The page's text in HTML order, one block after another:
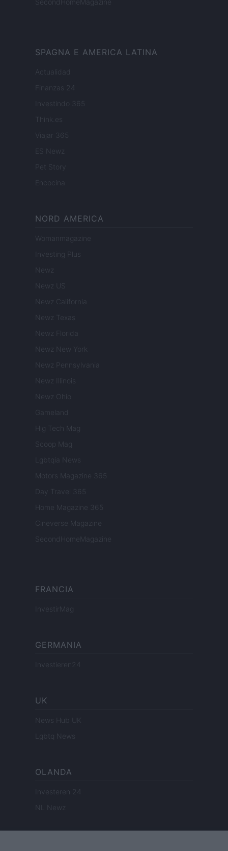
SecondHomeMagazine
SPAGNA E AMERICA LATINA
Actualidad
Finanzas 24
Investindo 365
Think.es
Viajar 365
ES Newz
Pet Story
Encocina
NORD AMERICA
Womanmagazine
Investing Plus
Newz
Newz US
Newz California
Newz Texas
Newz Florida
Newz New York
Newz Pennsylvania
Newz Illinois
Newz Ohio
Gameland
Hig Tech Mag
Scoop Mag
Lgbtqia News
Motors Magazine 365
Day Travel 365
Home Magazine 365
Cineverse Magazine
SecondHomeMagazine
FRANCIA
InvestirMag
GERMANIA
Investieren24
UK
News Hub UK
Lgbtq News
OLANDA
Investeren 24
NL Newz